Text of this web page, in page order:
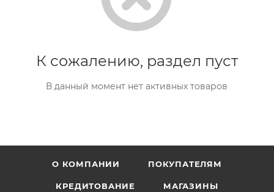
К сожалению, раздел пуст
В данный момент нет активных товаров
О КОМПАНИИ ПОКУПАТЕЛЯМ
КРЕДИТОВАНИЕ МАГАЗИНЫ